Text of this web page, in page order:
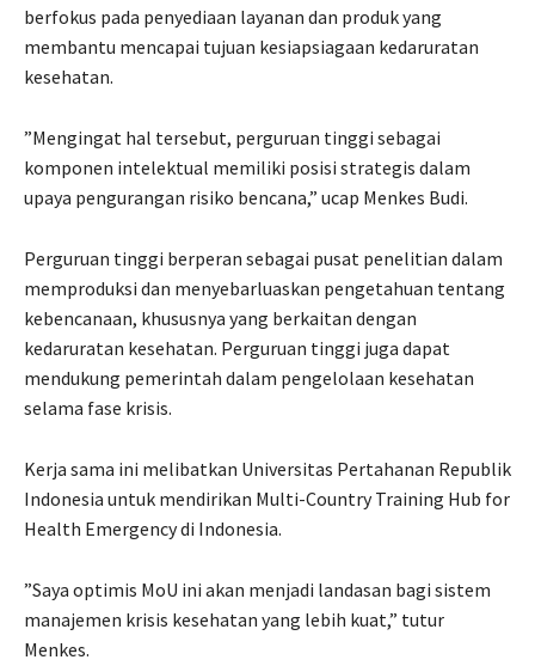
berfokus pada penyediaan layanan dan produk yang
membantu mencapai tujuan kesiapsiagaan kedaruratan
kesehatan.
”Mengingat hal tersebut, perguruan tinggi sebagai
komponen intelektual memiliki posisi strategis dalam
upaya pengurangan risiko bencana,” ucap Menkes Budi.
Perguruan tinggi berperan sebagai pusat penelitian dalam
memproduksi dan menyebarluaskan pengetahuan tentang
kebencanaan, khususnya yang berkaitan dengan
kedaruratan kesehatan. Perguruan tinggi juga dapat
mendukung pemerintah dalam pengelolaan kesehatan
selama fase krisis.
Kerja sama ini melibatkan Universitas Pertahanan Republik
Indonesia untuk mendirikan Multi-Country Training Hub for
Health Emergency di Indonesia.
”Saya optimis MoU ini akan menjadi landasan bagi sistem
manajemen krisis kesehatan yang lebih kuat,” tutur
Menkes.